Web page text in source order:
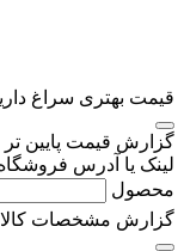
قیمت بهتری سراغ
گزارش قیمت پایین تر
لینک یا آدرس
محصول
گزارش مشخصات کالا